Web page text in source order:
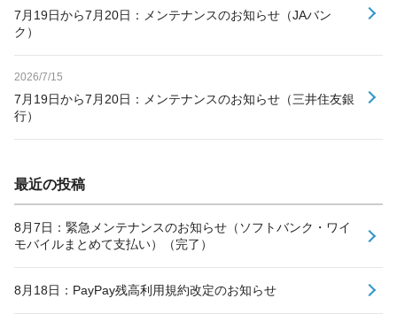
7月19日から7月20日：メンテナンスのお知らせ（JAバン
ク）
2026/7/15
7月19日から7月20日：メンテナンスのお知らせ（三井住友銀
行）
最近の投稿
8月7日：緊急メンテナンスのお知らせ（ソフトバンク・ワイ
モバイルまとめて支払い）（完了）
8月18日：PayPay残高利用規約改定のお知らせ